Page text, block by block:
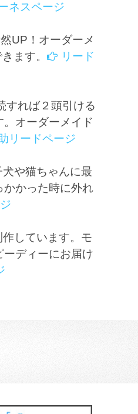
ネスページ
UP！オーダーメ
ます。
リード
すれば２頭引ける
オーダーメイド
リードページ
や猫ちゃんに最
かった時に外れ
しています。モ
ディーにお届け